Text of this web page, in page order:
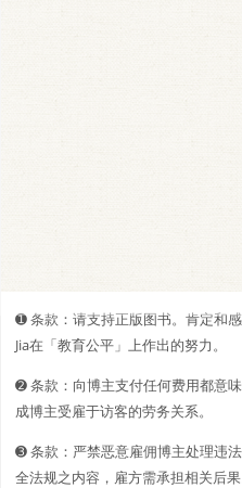
➊️ 条款：请支持正版图书。肯定和
Jia在「教育公平」上作出的努力。
➋️️ 条款：向博主支付任何费用都意
成博主受雇于访客的劳务关系。
➌ 条款：严禁恶意雇佣博主处理违
全法规之内容，雇方需承担相关后果